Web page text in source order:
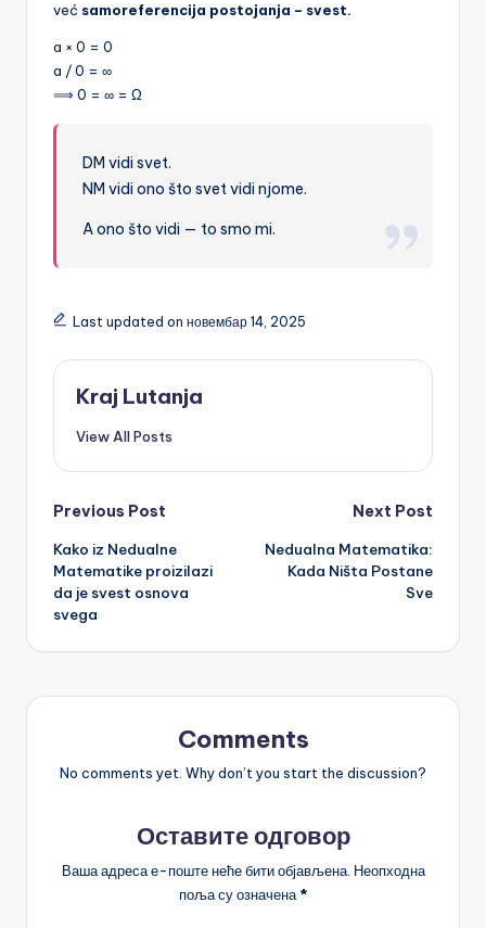
već samoreferencija postojanja – svest.
a × 0 = 0
a / 0 = ∞
⟹ 0 = ∞ = Ω
DM vidi svet.
NM vidi ono što svet vidi njome.
A ono što vidi — to smo mi.
Last updated on новембар 14, 2025
Kraj Lutanja
View All Posts
Post
navigation
Previous Post
Kako iz Nedualne
Matematike proizilazi
da je svest osnova
svega
Next Post
Nedualna Matematika:
Kada Ništa Postane
Sve
Comments
No comments yet. Why don’t you start the discussion?
Оставите одговор
Ваша адреса е-поште неће бити објављена. Неопходна
поља су означена *